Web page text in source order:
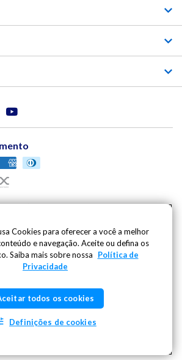
S.A. | Av. Mario Gurgel, 5030 |
29148-901 - CNPJ: 27.486.182/0001-
080.444.20-2 | Whatsapp:(27) 99796-
0800 725 1211 |
Cookies para oferecer a você a melhor
e navegação. Aceite ou defina os
Saiba mais sobre nossa
Política de
Privacidade
todos os cookies
Definições de cookies